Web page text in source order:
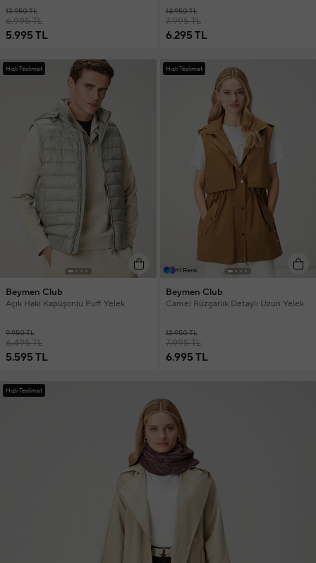
13.950 TL
6.995 TL
5.995 TL
14.950 TL
7.995 TL
6.295 TL
Hızlı Teslimat
Beymen Club
Açık Haki Kapüşonlu Puff Yelek
9.950 TL
6.495 TL
5.595 TL
Hızlı Teslimat
+1 Renk
Beymen Club
Camel Rüzgarlık Detaylı Uzun Yelek
12.950 TL
7.995 TL
6.995 TL
Hızlı Teslimat